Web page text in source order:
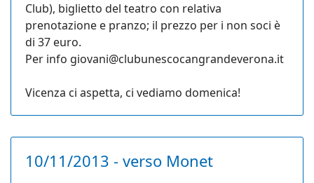
Club), biglietto del teatro con relativa
prenotazione e pranzo; il prezzo per i non soci è
di 37 euro.
Per info giovani@clubunescocangrandeverona.it
Vicenza ci aspetta, ci vediamo domenica!
10/11/2013 - verso Monet